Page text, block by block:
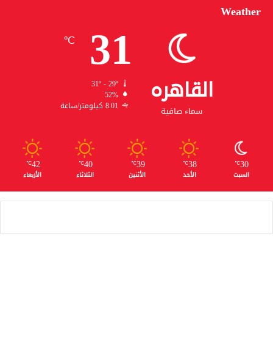
Weather
القاهره
سماء صافية
31
℃
31º - 29º
52%
8.01 كيلومتر/ساعة
30
℃
السبت
38
℃
الأحد
39
℃
الأثنين
40
℃
الثلاثاء
42
℃
الأربعاء